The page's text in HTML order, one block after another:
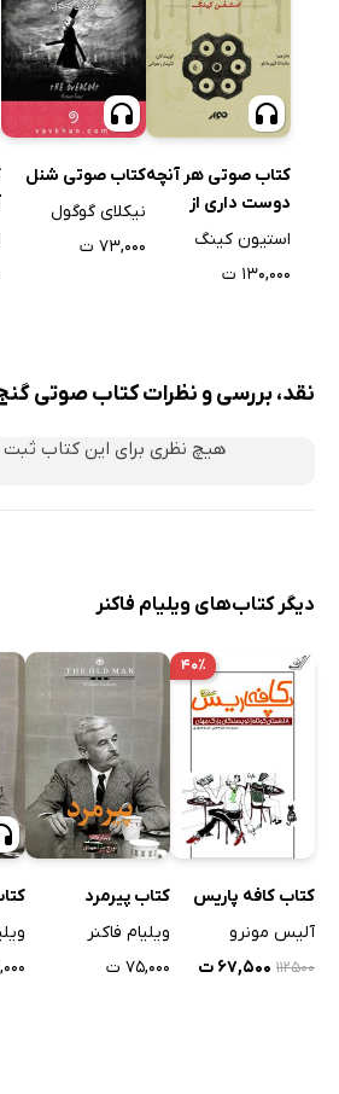
کتاب صوتی هر آنچه
دوست داری از
دست خواهی داد
استیون کینگ
۱۳۰,۰۰۰ ت
کتاب صوتی شنل
نیکلای گوگول
۷۳,۰۰۰ ت
نقد، بررسی و نظرات کتاب صوتی
هیچ نظری برای این کتاب
دیگر کتاب‌های ویلیام فاکنر
۴۰٪
کتاب کافه پاریس
آلیس مونرو
۱۱۲۵۰۰ ۶۷,۵۰۰ ت
کتاب پیرمرد
ویلیام فاکنر
۷۵,۰۰۰ ت